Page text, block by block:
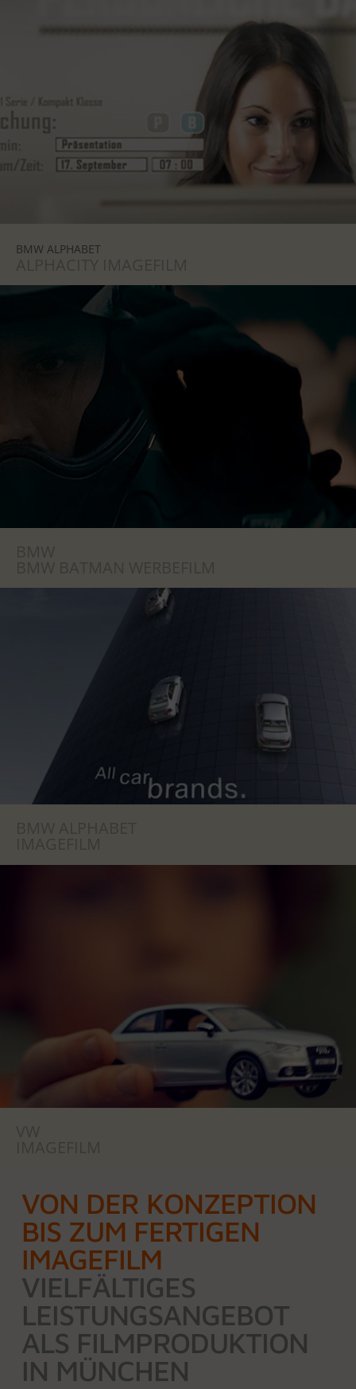
BMW ALPHABET
VON DER KONZEPTION
BIS ZUM FERTIGEN
IMAGEFILM
VIELFÄLTIGES
LEISTUNGSANGEBOT
ALS FILMPRODUKTION
IN MÜNCHEN